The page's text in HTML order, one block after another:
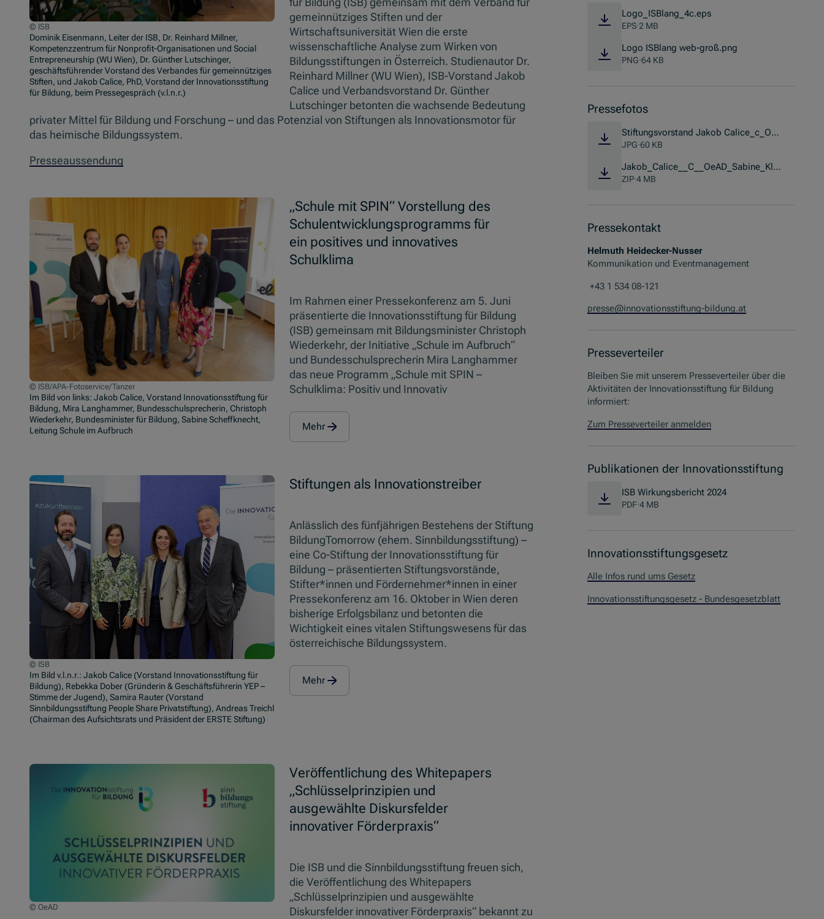
© ISB
Dominik Eisenmann, Leiter der ISB, Dr. Reinhard Millner,
Kompetenzzentrum für Nonprofit-Organisationen und Social
Entrepreneurship (WU Wien), Dr. Günther Lutschinger,
geschäftsführender Vorstand des Verbandes für gemeinnütziges
Stiften, und Jakob Calice, PhD, Vorstand der Innovationsstiftung
für Bildung, beim Pressegespräch (v.l.n.r.)
für Bildung (ISB) gemeinsam mit dem Verband für
gemeinnütziges Stiften und der
Wirtschaftsuniversität Wien die erste
wissenschaftliche Analyse zum Wirken von
Bildungsstiftungen in Österreich. Studienautor Dr.
Reinhard Millner (WU Wien), ISB-Vorstand Jakob
Calice und Verbandsvorstand Dr. Günther
Lutschinger betonten die wachsende Bedeutung
privater Mittel für Bildung und Forschung – und das Potenzial von Stiftungen als Innovationsmotor für
das heimische Bildungssystem.
Presseaussendung
© ISB/APA-Fotoservice/Tanzer
Im Bild von links: Jakob Calice, Vorstand Innovationsstiftung für
Bildung, Mira Langhammer, Bundesschulsprecherin, Christoph
Wiederkehr, Bundesminister für Bildung, Sabine Scheffknecht,
Leitung Schule im Aufbruch
„Schule mit SPIN“ Vorstellung des
Schulentwicklungsprogramms für
ein positives und innovatives
Schulklima
Im Rahmen einer Pressekonferenz am 5. Juni
präsentierte die Innovationsstiftung für Bildung
(ISB) gemeinsam mit Bildungsminister Christoph
Wiederkehr, der Initiative „Schule im Aufbruch“
und Bundesschulsprecherin Mira Langhammer
das neue Programm „Schule mit SPIN –
Schulklima: Positiv und Innovativ
Mehr
© ISB
Im Bild v.l.n.r.: Jakob Calice (Vorstand Innovationsstiftung für
Bildung), Rebekka Dober (Gründerin & Geschäftsführerin YEP –
Stimme der Jugend), Samira Rauter (Vorstand
Sinnbildungsstiftung People Share Privatstiftung), Andreas Treichl
(Chairman des Aufsichtsrats und Präsident der ERSTE Stiftung)
Stiftungen als Innovationstreiber
Anlässlich des fünfjährigen Bestehens der Stiftung
BildungTomorrow (ehem. Sinnbildungsstiftung) –
eine Co-Stiftung der Innovationsstiftung für
Bildung – präsentierten Stiftungsvorstände,
Stifter*innen und Fördernehmer*innen in einer
Pressekonferenz am 16. Oktober in Wien deren
bisherige Erfolgsbilanz und betonten die
Wichtigkeit eines vitalen Stiftungswesens für das
österreichische Bildungssystem.
Mehr
© OeAD
Veröffentlichung des Whitepapers
„Schlüsselprinzipien und
ausgewählte Diskursfelder
innovativer Förderpraxis“
Die ISB und die Sinnbildungsstiftung freuen sich,
die Veröffentlichung des Whitepapers
„Schlüsselprinzipien und ausgewählte
Diskursfelder innovativer Förderpraxis“ bekannt zu
Logo_ISBlang_4c.eps
EPS·2 MB
Logo ISBlang web-groß.png
PNG·64 KB
Pressefotos
Stiftungsvorstand Jakob Calice_c_OeA
D_Sabine Klimpt
JPG·60 KB
Jakob_Calice__C__OeAD_Sabine_Kli
mpt.zip(Öffnet in neuem Fenster)
ZIP·4 MB
Pressekontakt
Helmuth Heidecker-Nusser
Kommunikation und Eventmanagement
+43 1 534 08-121
presse@innovationsstiftung-bildung.at
Presseverteiler
Bleiben Sie mit unserem Presseverteiler über die
Aktivitäten der Innovationsstiftung für Bildung
informiert:
Zum Presseverteiler anmelden
Publikationen der Innovationsstiftung
ISB Wirkungsbericht 2024
PDF·4 MB
Innovationsstiftungsgesetz
Alle Infos rund ums Gesetz
Innovationsstiftungsgesetz - Bundesgesetzblatt